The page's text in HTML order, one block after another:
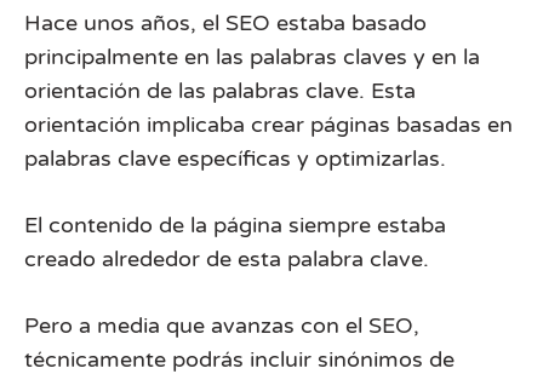
Hace unos años, el SEO estaba basado
principalmente en las palabras claves y en la
orientación de las palabras clave. Esta
orientación implicaba crear páginas basadas en
palabras clave específicas y optimizarlas.
El contenido de la página siempre estaba
creado alrededor de esta palabra clave.
Pero a media que avanzas con el SEO,
técnicamente podrás incluir sinónimos de